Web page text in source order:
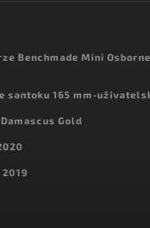
Benchmade Mini
santoku 165 mm-
Gold